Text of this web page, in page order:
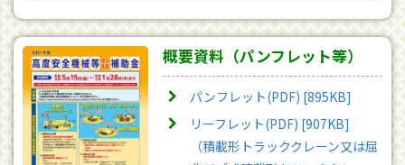
概要資料（パンフレット等）
パンフレット(PDF) [895KB]
リーフレット(PDF) [907KB]
（積載形トラッククレーン又は屈